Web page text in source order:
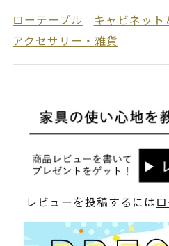
ローテーブル
キャビネット
アクセサリー・雑貨
レビューを投稿するには